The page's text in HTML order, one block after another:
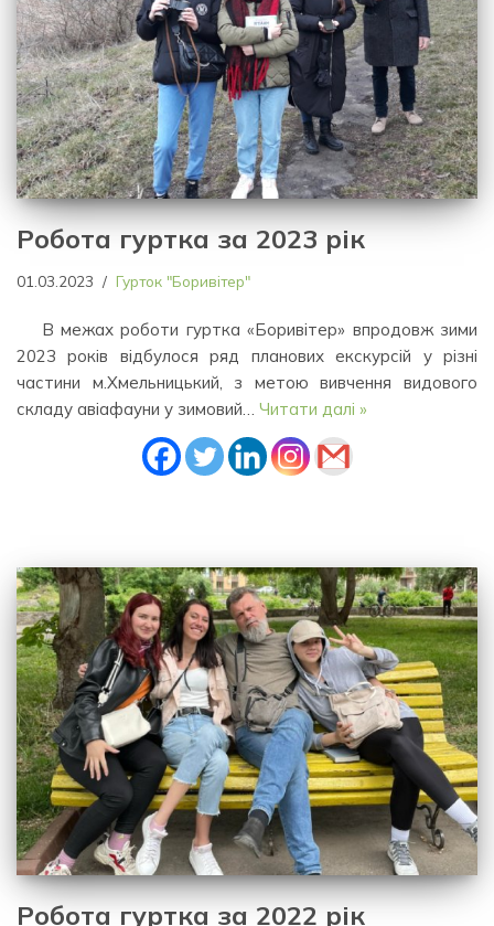
Робота гуртка за 2023 рік
01.03.2023 Гурток "Боривітер"
В межах роботи гуртка «Боривітер» впродовж зими
2023 років відбулося ряд планових екскурсій у різні
частини м.Хмельницький, з метою вивчення видового
складу авіафауни у зимовий… Читати далі »
Робота гуртка за 2022 рік